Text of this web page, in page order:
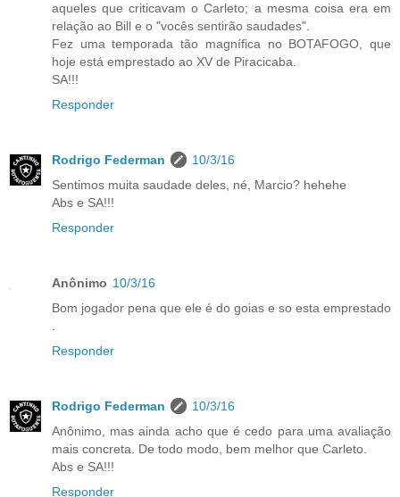
aqueles que criticavam o Carleto; a mesma coisa era em
relação ao Bill e o "vocês sentirão saudades".
Fez uma temporada tão magnífica no BOTAFOGO, que
hoje está emprestado ao XV de Piracicaba.
SA!!!
Responder
Rodrigo Federman
10/3/16
Sentimos muita saudade deles, né, Marcio? hehehe
Abs e SA!!!
Responder
Anônimo 10/3/16
Bom jogador pena que ele é do goias e so esta emprestado
Responder
Rodrigo Federman
10/3/16
Anônimo, mas ainda acho que é cedo para uma avaliação
mais concreta. De todo modo, bem melhor que Carleto.
Abs e SA!!!
Responder